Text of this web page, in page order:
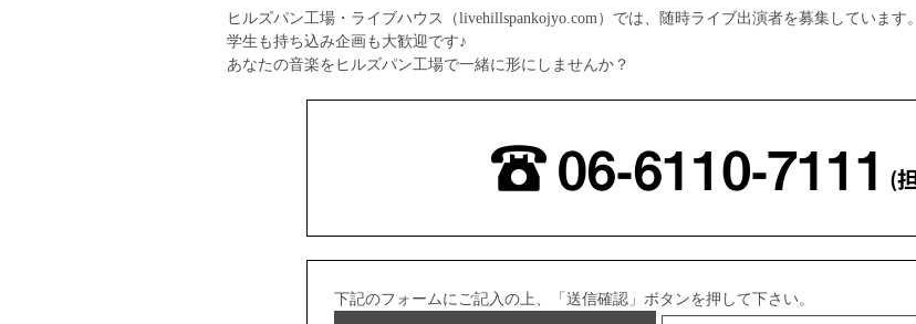
ヒルズパン工場・ライブハウス（livehillspankojyo.com）では、随時ライブ出演者を募集しています。
学生も持ち込み企画も大歓迎です♪
あなたの音楽をヒルズパン工場で一緒に形にしませんか？
下記のフォームにご記入の上、「送信確認」ボタンを押して下さい。